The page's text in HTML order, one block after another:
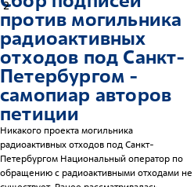
2
против могильника
радиоактивных
отходов под Санкт-
Петербургом -
самопиар авторов
петиции
Никакого проекта могильника
радиоактивных отходов под Санкт-
Петербургом Национальный оператор по
обращению с радиоактивными отходами не